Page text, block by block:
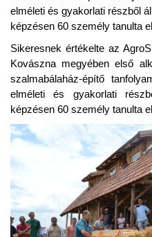
elméleti és gyakorlati részből
képzésen 60 személy tanulta
Sikeresnek értékelte az
Kovászna megyében első
szalmabálaház-építő
elméleti és gyakorlati
képzésen 60 személy tanulta